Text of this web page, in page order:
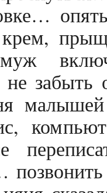
муж
забыть